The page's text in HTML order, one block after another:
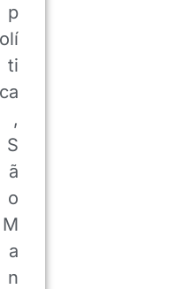
p
olí
ti
ca
,
S
ã
o
M
a
n